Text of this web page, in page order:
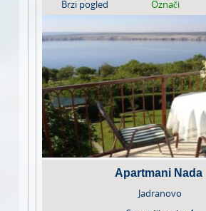
Brzi pogled
Označi
Apartmani Nada
Jadranovo